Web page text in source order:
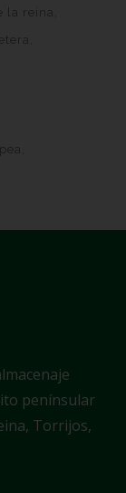
la reina
penínsular
Torrijos,